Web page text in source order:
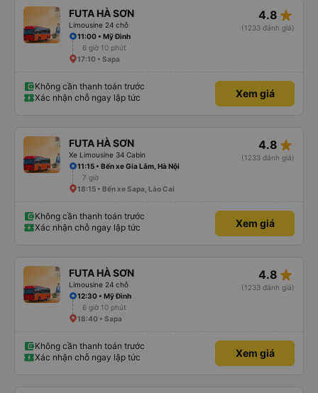
FUTA HÀ SƠN
Limousine 24 chỗ
4.8 star_rate
(1233 đánh giá)
11:00 • Mỹ Đình
6 giờ 10 phút
17:10 • Sapa
Không cần thanh toán trước
Xác nhận chỗ ngay lập tức
Xem giá
FUTA HÀ SƠN
Xe Limousine 34 Cabin
4.8 star_rate
(1233 đánh giá)
11:15 • Bến xe Gia Lâm, Hà Nội
7 giờ
18:15 • Bến xe Sapa, Lào Cai
Không cần thanh toán trước
Xác nhận chỗ ngay lập tức
Xem giá
FUTA HÀ SƠN
Limousine 24 chỗ
4.8 star_rate
(1233 đánh giá)
12:30 • Mỹ Đình
6 giờ 10 phút
18:40 • Sapa
Không cần thanh toán trước
Xác nhận chỗ ngay lập tức
Xem giá